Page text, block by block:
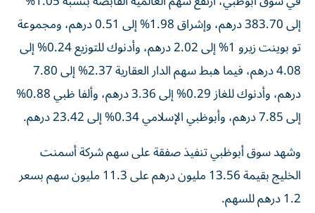
إلى 383.70 درهم، وإشراق 1.98% إلى 0.51 درهم، ومجموعة
تو بوينت زيرو 1% إلى 2.02 درهم، وأدنوك للتوزيع 0.24% إلى
4.08 درهم، فيما هبط سهم الدار العقارية 2.37% إلى 7.80
درهم، وأدنوك للغاز 0.29% إلى 3.36 درهم، وألفا ظبي 0.88%
إلى 7.85 درهم، وأبوظبي الإسلامي 0.34% إلى 23.42 درهم.
وشهد سوق أبوظبي تنفيذ صفقة على سهم شركة أسمنت
الخليج بقيمة 13.56 مليون درهم على 11.3 مليون سهم بسعر
1.2 درهم للسهم.